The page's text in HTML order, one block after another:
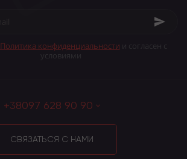
Политика конфиденциальности и согласен с
условиями
+38097 628 90 90
СВЯЗАТЬСЯ С НАМИ